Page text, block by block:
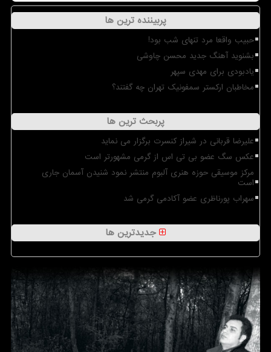
پربیننده ترین ها
حبیب واقعا مرد تنهای شب بود!
بشنوید آهنگ جدید محسن چاوشی
یادبودی برای مهدی سپهر
مخاطبان ارکستر سمفونیک تهران چه گفتند؟
پربحث ترین ها
علیرضا قربانی در شیراز کنسرت برگزار می نماید
عکس سگ عضو بی تی اس از گرمی مشهورتر است
مرکز موسیقی حوزه هنری آلبوم منتشر نمود شنیدن آسمان جاری
است
سهراب پورناظری عضو آکادمی گرمی شد
جدیدترین ها